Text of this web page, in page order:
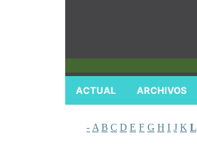
ACTUAL ARCHIVOS
- A B C D E F G H I J K L